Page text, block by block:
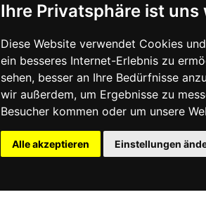
Ihre Privatsphäre ist uns
Diese Website verwendet Cookies
ein besseres Internet-Erlebnis zu
sehen, besser an Ihre Bedürfnisse
wir außerdem, um Ergebnisse zu
Besucher kommen oder um unsere
Alle akzeptieren Einstellungen